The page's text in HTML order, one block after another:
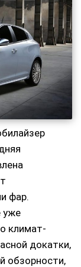
фар.
уже
климат-
докатки,
обзорности,